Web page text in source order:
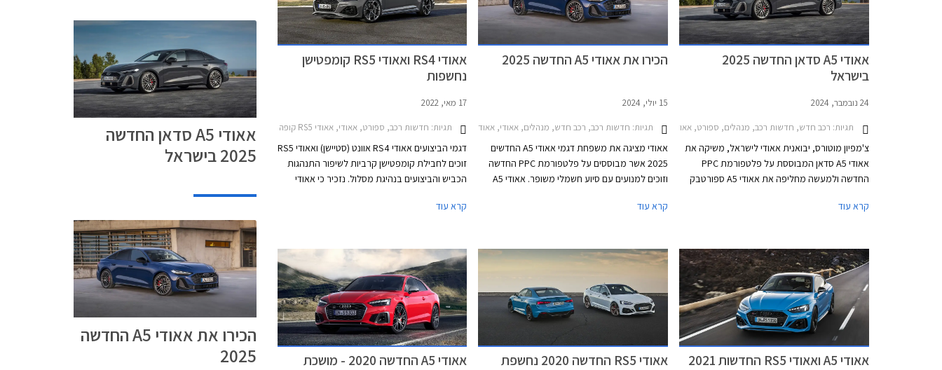
בהספק מרשים של 639 כ"ס המאפשר שיגור 0-100
קמ"ש תוך 3.6 שניות כיאה למפלצת ביצועים. המחיר
עומד על 819,900 ₪.
אאודי A5 סדאן החדשה 2025
בישראל
24 נובמבר, 2024
תגיות: רכב חדש, חדשות רכב, מנהלים, ספורט, אאודי, אאודי A5 ספורטבק 2021-2024, אאודי A5 סדאן 2024-2026, אאודי S5 סדאן 2024-2026, אאודי A4 2019-2024מחירון רכב
צ'מפיון מוטורס, יבואנית אאודי לישראל, משיקה את
אאודי A5 סדאן המבוססת על פלטפורמת PPC
החדשה ולמעשה מחליפה את אאודי A5 ספורטבק
למרות שהדגם משווק כסדאן, מדובר במרכב
(סטיישן) שאינה מגיעה אלינו.
קרא עוד
הכירו את אאודי A5 החדשה 2025
15 יולי, 2024
תגיות: חדשות רכב, רכב חדש, מנהלים, אאודי, אאודי A5 ספורטבק 2021-2024, אאודי A5 סדאן 2024-2026, אאודי S5 סדאן 2024-2026אאודי A4 2019-2024
אאודי מציגה את משפחת דגמי אאודי A5 החדשים
2025 אשר מבוססים על פלטפורמת PPC החדשה
וזוכים למנועים עם סיוע חשמלי משופר. אאודי A5
תהפוך לחשמלית בלבד, ולכן בניגוד לדור הקודם
שהינה למעשה דומה יותר לגרסת הספורטבק
אם דגמי הקופה והקבריולט יוצגו בהמשך בשם שונה
בדומה למהלך שמרצדס ביצעה עם מרצדס CLE.
קרא עוד
אאודי RS4 ואאודי RS5 קומפטישן
נחשפות
17 מאי, 2022
תגיות: חדשות רכב, ספורט, אאודי, אאודי RS5 קופה 2021-2024, אאודי RS5 ספורטבק 2021-2024אאודי RS4 אוונט 2020-2024
דגמי הביצועים אאודי RS4 אוונט (סטיישן) ואאודי RS5
זוכים לחבילת קומפטישן קרביות לשיפור התנהגות
הכביש והביצועים בנהיגת מסלול. נזכיר כי אאודי
חולקות מכלולים רבים, ביניהם יחידת ההנעה
של 61.2 קג"מ, תיבת 8 הילוכים אוטומטית, ומערכת
הנעה כפולה קוואטרו האגדית של אאודי. המהירות
המרבית בדגמים אלה מוגבלת ל- 290 קמ"ש. אאודי
RS4 אוונט קומפטישן מאיצה מעמידה ל- 100 קמ"ש
תוך 3.9 שניות, 0.2 שניות מהר יותר מהגרסה
הסטנדרטית. אאודי RS5 קופה וספורטבק קומפטישן
מאיצות מעמידה ל- 100 קמ"ש תוך 3.8 שניות, 0.1
שניות מהר יותר מהגרסה הסטנדרטית.
קרא עוד
אאודי A5 ואאודי RS5 החדשות 2021
אאודי RS5 החדשה 2020 נחשפת
אאודי A5 החדשה 2020 - מושכת
אאודי A5 סדאן החדשה
2025 בישראל
הכירו את אאודי A5 החדשה
2025